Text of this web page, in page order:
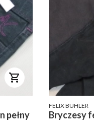
pełny
PRODUCENT
FELIX BUHLER